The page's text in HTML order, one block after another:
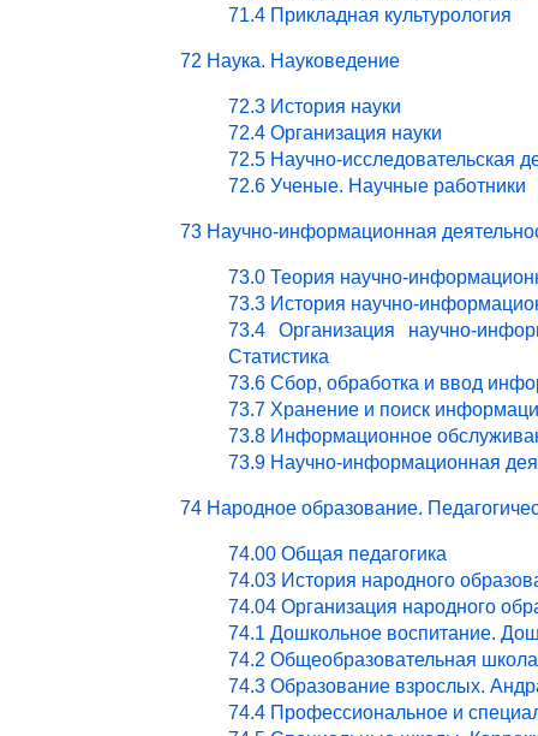
71.4 Прикладная культурология
72 Наука. Науковедение
72.3 История науки
72.4 Организация науки
72.5 Научно-исследовательская
72.6 Ученые. Научные работники
73 Научно-информационная
73.0 Теория научно-
73.3 История научно-
73.4 Организация научно-
Статистика
73.6 Сбор, обработка и ввод
73.7 Хранение и поиск
73.8 Информационное
73.9 Научно-информационная
74 Народное образование.
74.00 Общая педагогика
74.03 История народного
74.04 Организация народного
74.1 Дошкольное воспитание.
74.2 Общеобразовательная
74.3 Образование взрослых.
74.4 Профессиональное и